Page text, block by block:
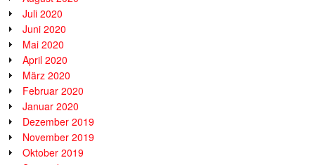
Juli 2020
Juni 2020
Mai 2020
April 2020
März 2020
Februar 2020
Januar 2020
Dezember 2019
November 2019
Oktober 2019